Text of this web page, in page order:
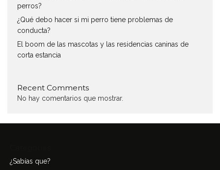
perros?
¿Qué debo hacer si mi perro tiene problemas de
conducta?
El boom de las mascotas y las residencias caninas de
corta estancia
Recent Comments
No hay comentarios que mostrar.
¿Sabías que?